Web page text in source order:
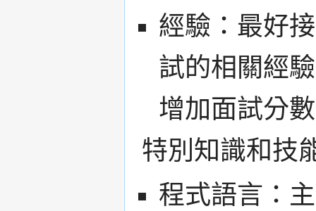
經驗：最好
試的相關經
增加面試分
特別知識和技
程式語言：